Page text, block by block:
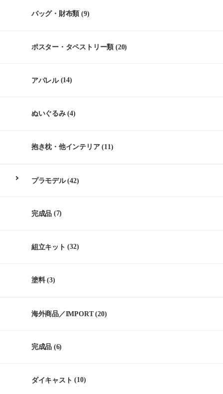
バッグ・財布類 (9)
ポスター・タペストリー類 (20)
アパレル(14)
ぬいぐるみ(4)
抱き枕・他インテリア(11)
プラモデル(42)
完成品 (7)
組立キット (32)
塗料(3)
海外商品／IMPORT(20)
完成品 (6)
ダイキャスト (10)